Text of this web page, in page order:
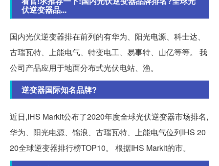
伏逆变器品...
国内光伏逆变器排在前列的有华为、阳光电源、科士达、
古瑞瓦特、上能电气、特变电工、易事特、山亿等等。 我
公司产品应用于地面分布式光伏电站、渔。
逆变器国际知名品牌?
近日,IHS Markit公布了2020年度全球光伏逆变器市场排名,
华为、阳光电源、锦浪、古瑞瓦特、上能电气位列IHS 20
20全球逆变器排行榜TOP10。 根据IHS Markit的市。